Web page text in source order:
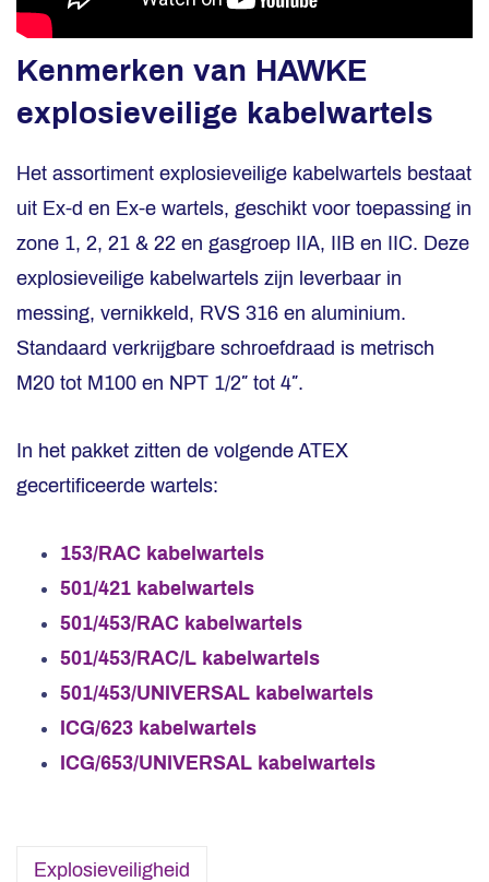
Kenmerken van HAWKE
explosieveilige kabelwartels
Het assortiment explosieveilige kabelwartels bestaat
uit Ex-d en Ex-e wartels, geschikt voor toepassing in
zone 1, 2, 21 & 22 en gasgroep IIA, IIB en IIC. Deze
explosieveilige kabelwartels zijn leverbaar in
messing, vernikkeld, RVS 316 en aluminium.
Standaard verkrijgbare schroefdraad is metrisch
M20 tot M100 en NPT 1/2″ tot 4″.
In het pakket zitten de volgende ATEX
gecertificeerde wartels:
153/RAC kabelwartels
501/421 kabelwartels
501/453/RAC kabelwartels
501/453/RAC/L kabelwartels
501/453/UNIVERSAL kabelwartels
ICG/623 kabelwartels
ICG/653/UNIVERSAL kabelwartels
Explosieveiligheid